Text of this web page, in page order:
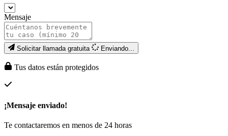
Mensaje
Solicitar llamada gratuita Enviando...
Tus datos están protegidos
¡Mensaje enviado!
Te contactaremos en menos de 24 horas